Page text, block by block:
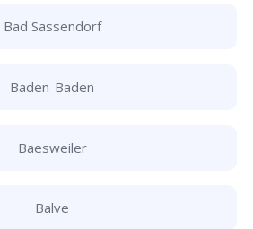
Bad Sassendorf
Baden-Baden
Baesweiler
Balve